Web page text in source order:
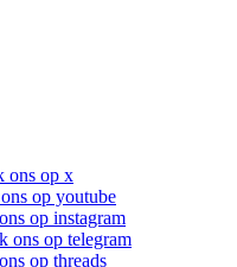
ons op x
op youtube
op instagram
ons op telegram
op threads